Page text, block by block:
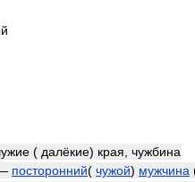
( далёкие) края чужбина
посторонний( чужой) мужчина